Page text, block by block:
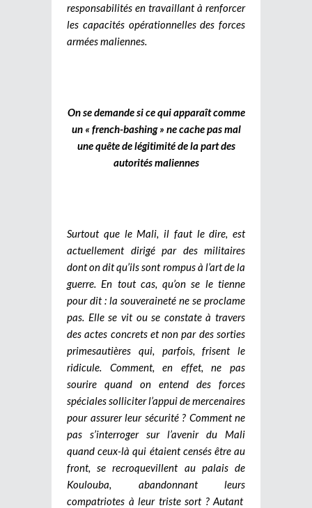
responsabilités en travaillant à renforcer
les capacités opérationnelles des forces
armées maliennes.
On se demande si ce qui apparaît comme
un « french-bashing » ne cache pas mal
une quête de légitimité de la part des
autorités maliennes
Surtout que le Mali, il faut le dire, est
actuellement dirigé par des militaires
dont on dit qu’ils sont rompus à l’art de la
guerre. En tout cas, qu’on se le tienne
pour dit : la souveraineté ne se proclame
pas. Elle se vit ou se constate à travers
des actes concrets et non par des sorties
primesautières qui, parfois, frisent le
ridicule. Comment, en effet, ne pas
sourire quand on entend des forces
spéciales solliciter l’appui de mercenaires
pour assurer leur sécurité ? Comment ne
pas s’interroger sur l’avenir du Mali
quand ceux-là qui étaient censés être au
front, se recroquevillent au palais de
Koulouba, abandonnant leurs
compatriotes à leur triste sort ? Autant